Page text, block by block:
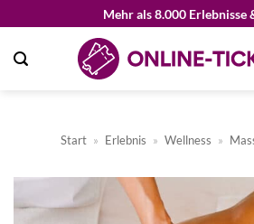
springen
Mehr als 8.000 Erlebnisse
Start » Erlebnis » Wellness »